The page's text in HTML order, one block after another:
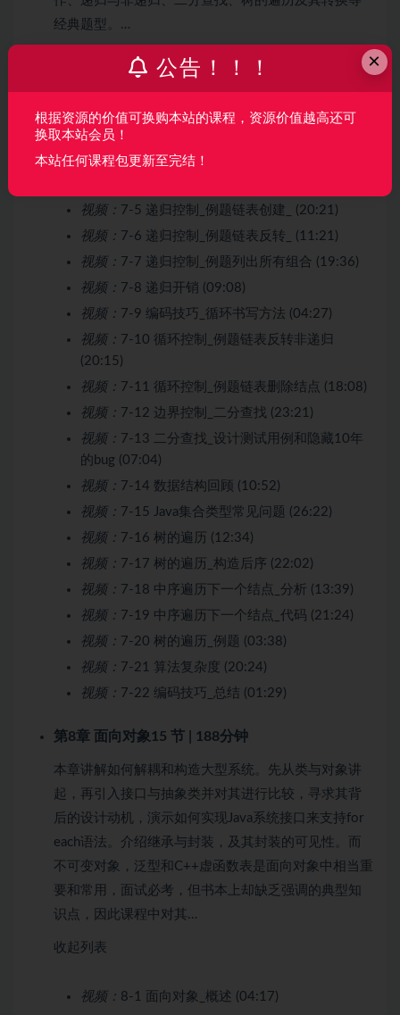
经典题型。…
视频： 7-2 在白板上写程序 (03:15)
视频：7-3 数学归纳法是编码的依据 (08:33)
视频： 7-5 递归控制_例题链表创建_ (20:21)
视频： 7-6 递归控制_例题链表反转_ (11:21)
视频： 7-7 递归控制_例题列出所有组合 (19:36)
视频： 7-8 递归开销 (09:08)
视频： 7-9 编码技巧_循环书写方法 (04:27)
视频： 7-10 循环控制_例题链表反转非递归
(20:15)
视频： 7-11 循环控制_例题链表删除结点 (18:08)
视频： 7-12 边界控制_二分查找 (23:21)
视频： 7-13 二分查找_设计测试用例和隐藏10年
的bug (07:04)
视频： 7-14 数据结构回顾 (10:52)
视频： 7-15 Java集合类型常见问题 (26:22)
视频： 7-16 树的遍历 (12:34)
视频： 7-17 树的遍历_构造后序 (22:02)
视频： 7-18 中序遍历下一个结点_分析 (13:39)
视频： 7-19 中序遍历下一个结点_代码 (21:24)
视频： 7-20 树的遍历_例题 (03:38)
视频： 7-21 算法复杂度 (20:24)
视频： 7-22 编码技巧_总结 (01:29)
第8章 面向对象15 节 | 188分钟
本章讲解如何解耦和构造大型系统。先从类与对象讲
起，再引入接口与抽象类并对其进行比较，寻求其背
后的设计动机，演示如何实现Java系统接口来支持for
each语法。介绍继承与封装，及其封装的可见性。而
不可变对象，泛型和C++虚函数表是面向对象中相当重
要和常用，面试必考，但书本上却缺乏强调的典型知
识点，因此课程中对其…
收起列表
视频： 8-1 面向对象_概述 (04:17)
×
公告！！！
根据资源的价值可换购本站的课程，资源价值越高还可
换取本站会员！
本站任何课程包更新至完结！